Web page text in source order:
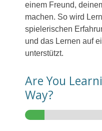
einem Freund,
machen. So wird
spielerischen
und das Lernen auf
unterstützt.
Are You
Way?